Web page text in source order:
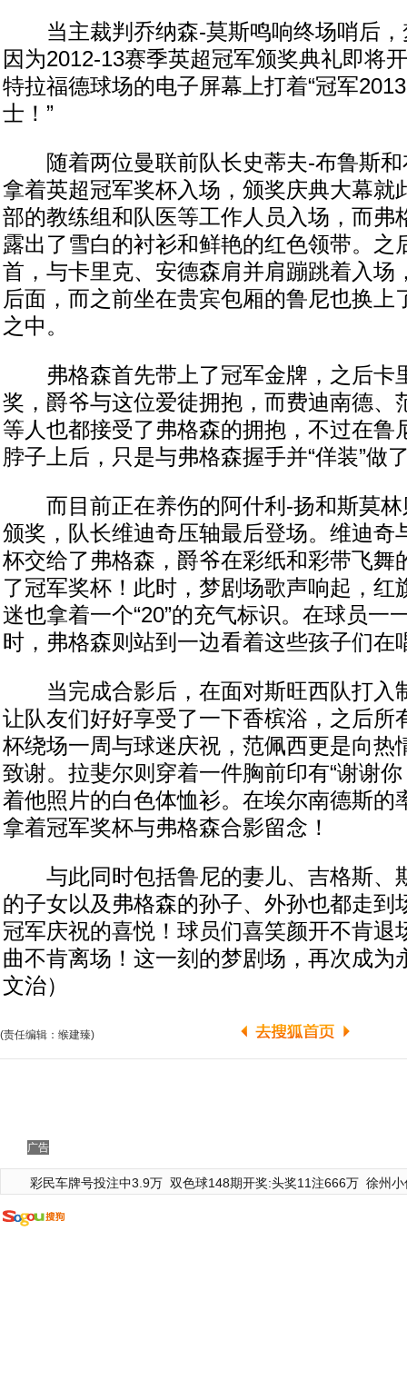
当主裁判乔纳森-莫斯鸣响终场哨后，
因为2012-13赛季英超冠军颁奖典礼即将
特拉福德球场的电子屏幕上打着“冠军
士！”
随着两位曼联前队长史蒂夫-布鲁斯和
拿着英超冠军奖杯入场，颁奖庆典大幕就
部的教练组和队医等工作人员入场，而弗
露出了雪白的衬衫和鲜艳的红色领带。之
首，与卡里克、安德森肩并肩蹦跳着入场
后面，而之前坐在贵宾包厢的鲁尼也换上
之中。
弗格森首先带上了冠军金牌，之后卡
奖，爵爷与这位爱徒拥抱，而费迪南德、
等人也都接受了弗格森的拥抱，不过在鲁
脖子上后，只是与弗格森握手并“佯装”做
而目前正在养伤的阿什利-扬和斯莫林
颁奖，队长维迪奇压轴最后登场。维迪奇
杯交给了弗格森，爵爷在彩纸和彩带飞舞
了冠军奖杯！此时，梦剧场歌声响起，红
迷也拿着一个“20”的充气标识。在球员一
时，弗格森则站到一边看着这些孩子们在
当完成合影后，在面对斯旺西队打入
让队友们好好享受了一下香槟浴，之后所
杯绕场一周与球迷庆祝，范佩西更是向热
致谢。拉斐尔则穿着一件胸前印有“谢谢
着他照片的白色体恤衫。在埃尔南德斯的
拿着冠军奖杯与弗格森合影留念！
与此同时包括鲁尼的妻儿、吉格斯、
的子女以及弗格森的孙子、外孙也都走到
冠军庆祝的喜悦！球员们喜笑颜开不肯退
曲不肯离场！这一刻的梦剧场，再次成为
文治）
(责任编辑：缑建臻)
广告
彩民车牌号投注中3.9万 双色球148期开奖:头奖11注666万 徐州